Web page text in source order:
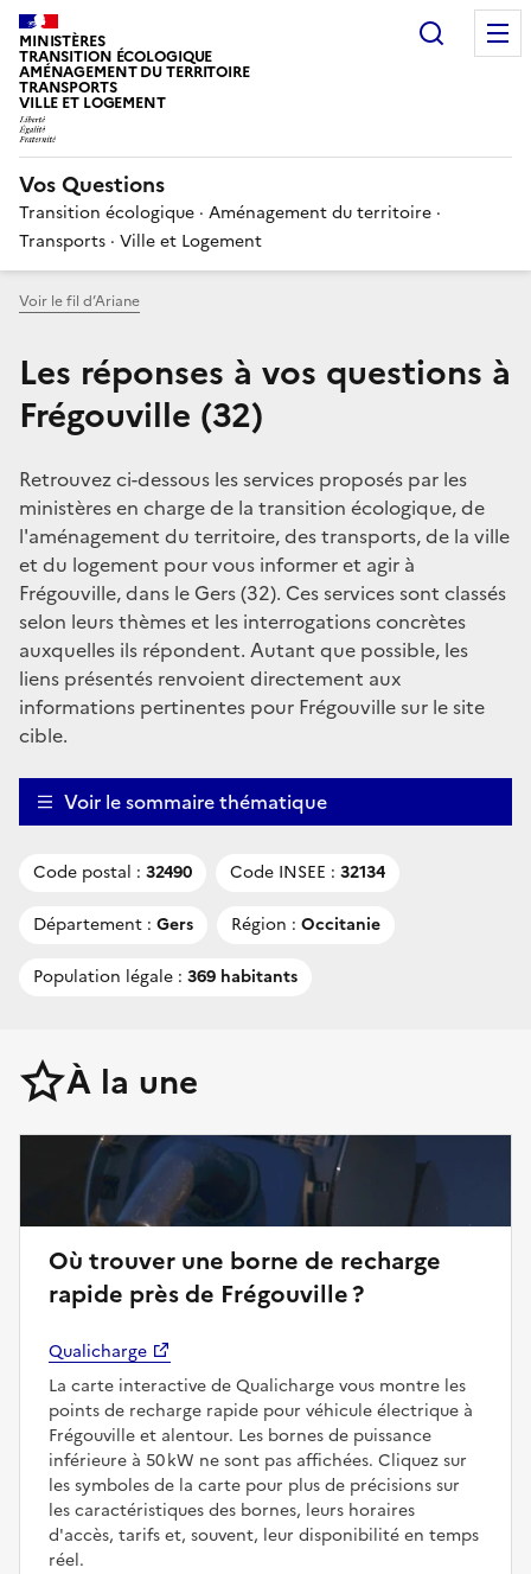
MINISTÈRES
TRANSITION ÉCOLOGIQUE
AMÉNAGEMENT DU TERRITOIRE
TRANSPORTS
VILLE ET LOGEMENT
Vos Questions
Transition écologique · Aménagement du territoire ·
Transports · Ville et Logement
Voir le fil d’Ariane
Les réponses à vos questions à
Frégouville (32)
Retrouvez ci-dessous les services proposés par les
ministères en charge de la transition écologique, de
l'aménagement du territoire, des transports, de la ville
et du logement pour vous informer et agir à
Frégouville, dans le Gers (32). Ces services sont classés
selon leurs thèmes et les interrogations concrètes
auxquelles ils répondent. Autant que possible, les
liens présentés renvoient directement aux
informations pertinentes pour Frégouville sur le site
cible.
Voir le sommaire thématique
Code postal : 32490 Code INSEE : 32134
Département : Gers Région : Occitanie
Population légale : 369 habitants
À la une
Où trouver une borne de recharge
rapide près de Frégouville ?
Qualicharge
La carte interactive de Qualicharge vous montre les
points de recharge rapide pour véhicule électrique à
Frégouville et alentour. Les bornes de puissance
inférieure à 50 kW ne sont pas affichées. Cliquez sur
les symboles de la carte pour plus de précisions sur
les caractéristiques des bornes, leurs horaires
d'accès, tarifs et, souvent, leur disponibilité en temps
réel.